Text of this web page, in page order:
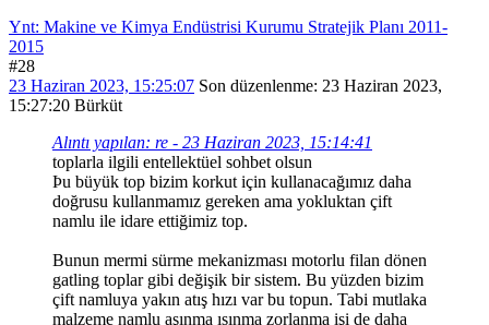
Ynt: Makine ve Kimya Endüstrisi Kurumu Stratejik Planı 2011-
2015
#28
23 Haziran 2023, 15:25:07 Son düzenlenme: 23 Haziran 2023,
15:27:20 Bürküt
Alıntı yapılan: re - 23 Haziran 2023, 15:14:41
toplarla ilgili entellektüel sohbet olsun
Þu büyük top bizim korkut için kullanacağımız daha
doğrusu kullanmamız gereken ama yokluktan çift
namlu ile idare ettiğimiz top.
Bunun mermi sürme mekanizması motorlu filan dönen
gatling toplar gibi değişik bir sistem. Bu yüzden bizim
çift namluya yakın atış hızı var bu topun. Tabi mutlaka
malzeme namlu aşınma ısınma zorlanma işi de daha